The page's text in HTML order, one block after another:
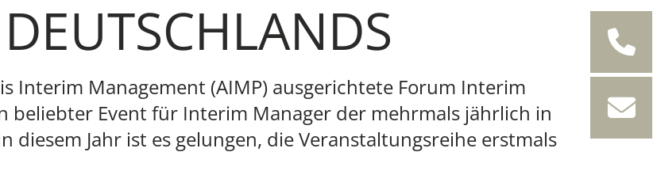
Interim Management (AIMP) ausgerichtete Forum Interim
beliebter Event für Interim Manager der mehrmals jährlich in
Jahr ist es gelungen, die Veranstaltungsreihe erstmals